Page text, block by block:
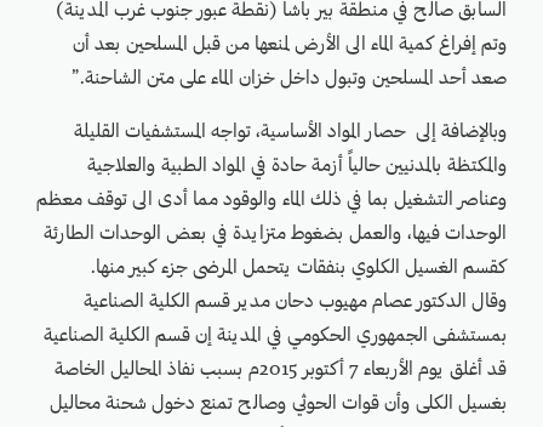
السابق صالح في منطقة بير باشا (نقطة عبور جنوب غرب المدينة)
وتم إفراغ كمية الماء الى الأرض لمنعها من قبل المسلحين بعد أن
صعد أحد المسلحين وتبول داخل خزان الماء على متن الشاحنة.”
وبالإضافة إلى حصار المواد الأساسية، تواجه المستشفيات القليلة
والمكتظة بالمدنيين حالياً أزمة حادة في المواد الطبية والعلاجية
وعناصر التشغيل بما في ذلك الماء والوقود مما أدى الى توقف معظم
الوحدات فيها، والعمل بضغوط متزايدة في بعض الوحدات الطارئة
كقسم الغسيل الكلوي بنفقات يتحمل المرضى جزء كبير منها.
وقال الدكتور عصام مهيوب دحان مدير قسم الكلية الصناعية
بمستشفى الجمهوري الحكومي في المدينة إن قسم الكلية الصناعية
قد أغلق يوم الأربعاء 7 أكتوبر 2015م بسبب نفاذ المحاليل الخاصة
بغسيل الكلى وأن قوات الحوثي وصالح تمنع دخول شحنة محاليل